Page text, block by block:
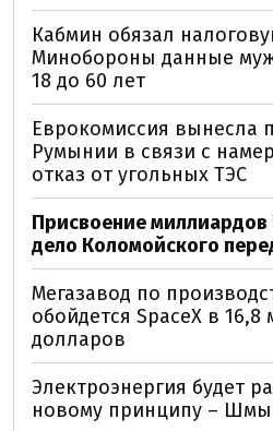
Кабмин обязал
Минобороны данные
18 до 60 лет
Еврокомиссия вынесла
Румынии в связи с
отказ от угольных ТЭС
Присвоение
дело Коломойского
Мегазавод по
обойдется SpaceX в
долларов
Электроэнергия будет
новому принципу –